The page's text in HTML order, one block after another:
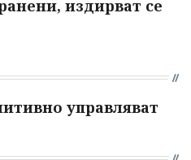
издирват се
управляват